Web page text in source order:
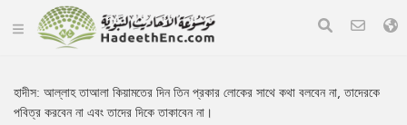
হাদীস:আল্লাহ তাআলা কিয়ামতের দিন তিন প্রকার লোকের সাথে কথা বলবেন না, তাদেরকে
পবিত্র করবেন না এবং তাদের দিকে তাকাবেন না।